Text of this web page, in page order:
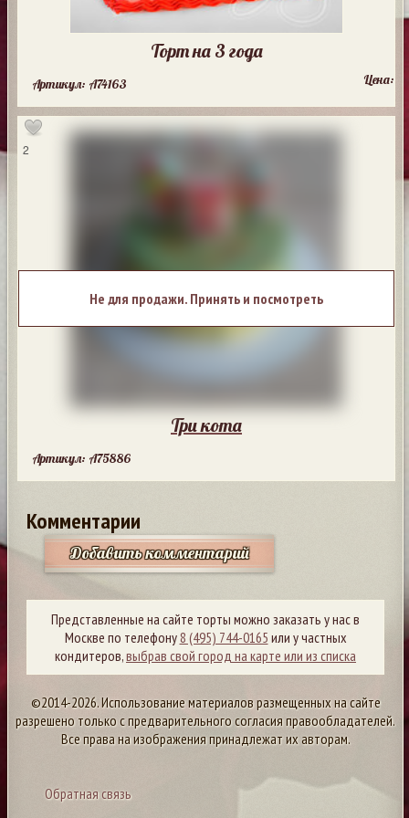
Торт на 3 года
Артикул: A74163 Цена:
2
Не для продажи. Принять и посмотреть
Три кота
Артикул: A75886
Комментарии
Добавить комментарий
Представленные на сайте торты можно заказать у нас в
Москве по телефону8 (495) 744-0165 или у частных
кондитеров,выбрав свой город на карте или из списка
©2014-2026. Использование материалов размещенных на сайте
разрешено только с предварительного согласия правообладателей.
Все права на изображения принадлежат их авторам.
Обратная связь